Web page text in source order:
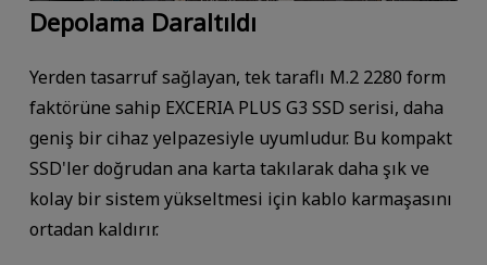
Depolama Daraltıldı
Yerden tasarruf sağlayan, tek taraflı M.2 2280 form
faktörüne sahip EXCERIA PLUS G3 SSD serisi, daha
geniş bir cihaz yelpazesiyle uyumludur. Bu kompakt
SSD'ler doğrudan ana karta takılarak daha şık ve
kolay bir sistem yükseltmesi için kablo karmaşasını
ortadan kaldırır.